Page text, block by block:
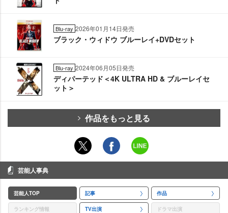
Blu-ray 2026年01月14日発売
ブラック・ウィドウ ブルーレイ+DVDセット
Blu-ray 2024年06月05日発売
ディパーテッド＜4K ULTRA HD & ブルーレイセ
ット＞
作品をもっと見る
芸能人事典
芸能人TOP 記事 作品
ランキング情報 TV出演 ドラマ出演